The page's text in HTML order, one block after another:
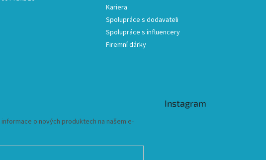
Kariera
Spolupráce s dodavateli
Spolupráce s influencery
Firemní dárky
o nových produktech na našem e-
Instagram